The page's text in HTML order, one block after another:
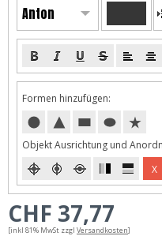
Anton
Formen hinzufügen:
Objekt Ausrichtung und
X
CHF 37,77
[inkl 81% MwSt zzgl Versandkosten]